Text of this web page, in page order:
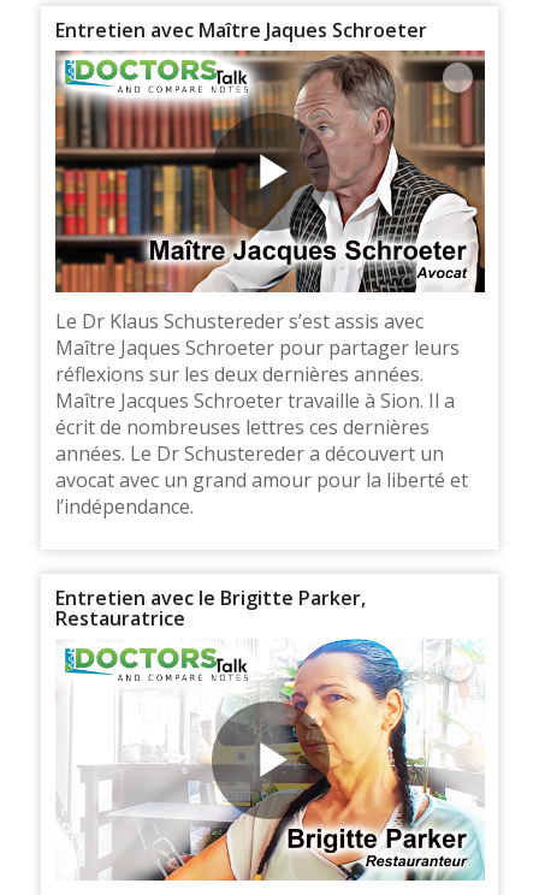
Entretien avec Maître Jaques Schroeter
Le Dr Klaus Schustereder s’est assis avec
Maître Jaques Schroeter pour partager leurs
réflexions sur les deux dernières années.
Maître Jacques Schroeter travaille à Sion. Il a
écrit de nombreuses lettres ces dernières
années. Le Dr Schustereder a découvert un
avocat avec un grand amour pour la liberté et
l’indépendance.
Entretien avec le Brigitte Parker,
Restauratrice